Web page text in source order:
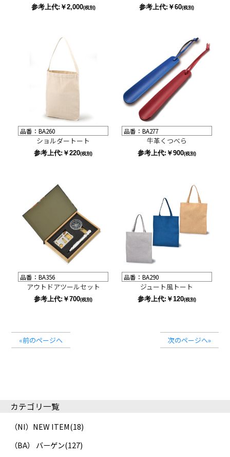
参考上代:￥2,000(税別) 参考上代:￥60(税別)
品番：BA260
ショルダートート
参考上代:￥220(税別)
品番：BA277
牛革くつべら
参考上代:￥900(税別)
品番：BA356
アウトドアツールセット
参考上代:￥700(税別)
品番：BA290
ジュート風トート
参考上代:￥120(税別)
«前のページへ 次のページへ»
カテゴリ一覧
（NI）NEW ITEM(18)
（BA） バーゲン(127)